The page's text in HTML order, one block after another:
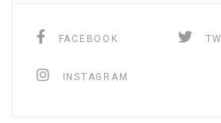
FACEBOOK
INSTAGRAM